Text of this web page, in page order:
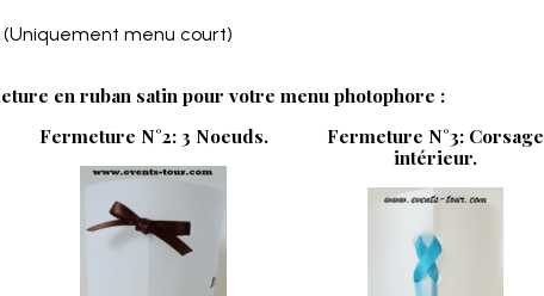
(Uniquement menu court)
en ruban satin pour votre menu photophore :
Fermeture N°2: 3 Noeuds.
Fermeture N°3: Corsage
intérieur.